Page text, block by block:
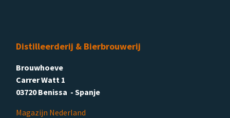
Distilleerderij & Bierbrouwerij
Brouwhoeve
Carrer Watt 1
03720 Benissa - Spanje
Magazijn Nederland